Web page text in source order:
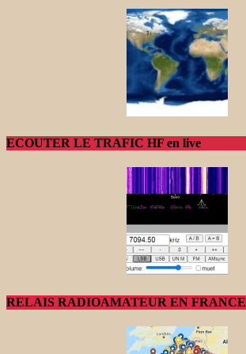
ECOUTER LE TRAFIC HF en live
RELAIS RADIOAMATEUR EN FRANCE